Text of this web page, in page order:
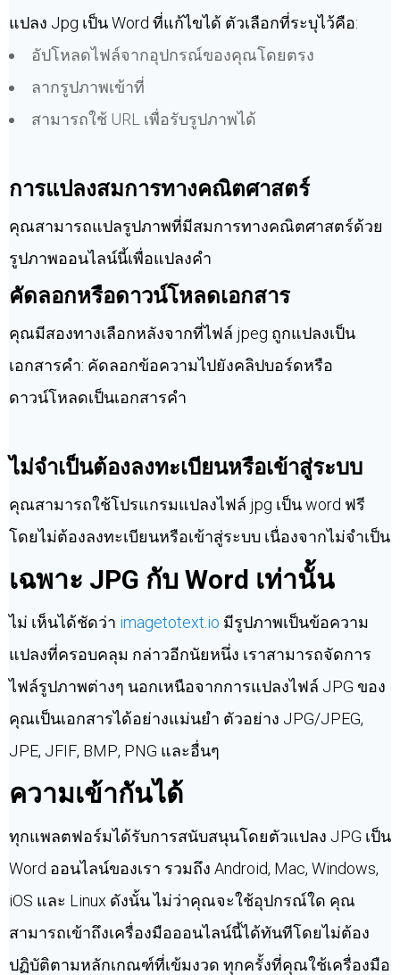
แปลง Jpg เป็น Word ที่แก้ไขได้ ตัวเลือกที่ระบุไว้คือ:
อัปโหลดไฟล์จากอุปกรณ์ของคุณโดยตรง
ลากรูปภาพเข้าที่
สามารถใช้ URL เพื่อรับรูปภาพได้
การแปลงสมการทางคณิตศาสตร์
คุณสามารถแปลรูปภาพที่มีสมการทางคณิตศาสตร์ด้วย
รูปภาพออนไลน์นี้เพื่อแปลงคำ
คัดลอกหรือดาวน์โหลดเอกสาร
คุณมีสองทางเลือกหลังจากที่ไฟล์ jpeg ถูกแปลงเป็น
เอกสารคำ: คัดลอกข้อความไปยังคลิปบอร์ดหรือ
ดาวน์โหลดเป็นเอกสารคำ
ไม่จำเป็นต้องลงทะเบียนหรือเข้าสู่ระบบ
คุณสามารถใช้โปรแกรมแปลงไฟล์ jpg เป็น word ฟรี
โดยไม่ต้องลงทะเบียนหรือเข้าสู่ระบบ เนื่องจากไม่จำเป็น
เฉพาะ JPG กับ Word เท่านั้น
ไม่ เห็นได้ชัดว่า imagetotext.io มีรูปภาพเป็นข้อความ
แปลงที่ครอบคลุม กล่าวอีกนัยหนึ่ง เราสามารถจัดการ
ไฟล์รูปภาพต่างๆ นอกเหนือจากการแปลงไฟล์ JPG ของ
คุณเป็นเอกสารได้อย่างแม่นยำ ตัวอย่าง JPG/JPEG,
JPE, JFIF, BMP, PNG และอื่นๆ
ความเข้ากันได้
ทุกแพลตฟอร์มได้รับการสนับสนุนโดยตัวแปลง JPG เป็น
Word ออนไลน์ของเรา รวมถึง Android, Mac, Windows,
iOS และ Linux ดังนั้น ไม่ว่าคุณจะใช้อุปกรณ์ใด คุณ
สามารถเข้าถึงเครื่องมือออนไลน์นี้ได้ทันทีโดยไม่ต้อง
ปฏิบัติตามหลักเกณฑ์ที่เข้มงวด ทุกครั้งที่คุณใช้เครื่องมือ